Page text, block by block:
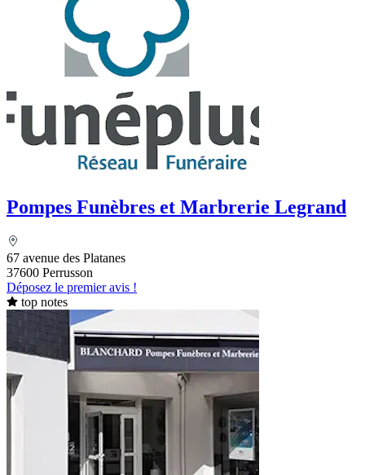
Pompes Funèbres et Marbrerie Legrand
67 avenue des Platanes
37600 Perrusson
Déposez le premier avis !
top notes